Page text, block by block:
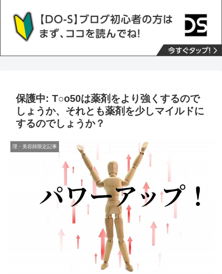
保護中: T○o50は薬剤をより強くするので
しょうか、それとも薬剤を少しマイルドに
するのでしょうか？
理・美容師限定記事